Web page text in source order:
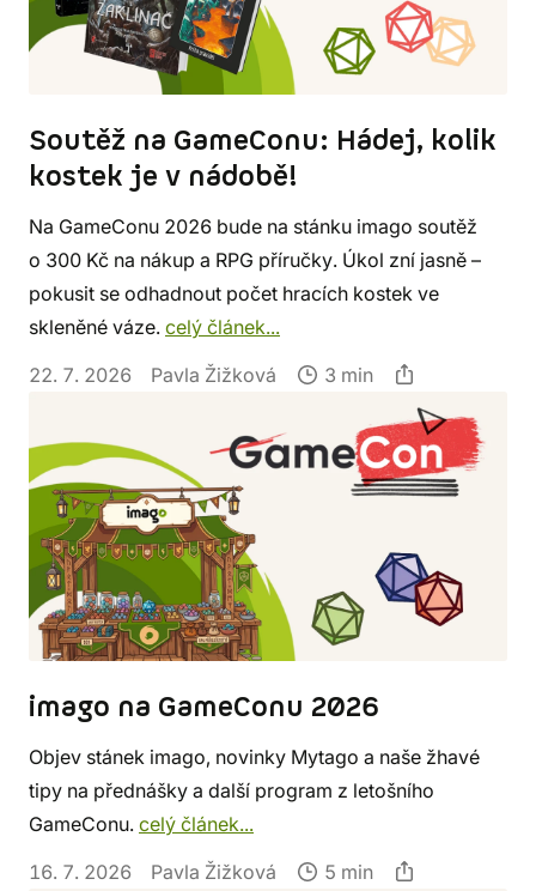
Soutěž na GameConu: Hádej, kolik
kostek je v nádobě!
Na GameConu 2026 bude na stánku imago soutěž
o 300 Kč na nákup a RPG příručky. Úkol zní jasně –
pokusit se odhadnout počet hracích kostek ve
skleněné váze. celý článek...
22. 7. 2026
Pavla Žižková 3 min
imago na GameConu 2026
Objev stánek imago, novinky Mytago a naše žhavé
tipy na přednášky a další program z letošního
GameConu. celý článek...
16. 7. 2026
Pavla Žižková 5 min